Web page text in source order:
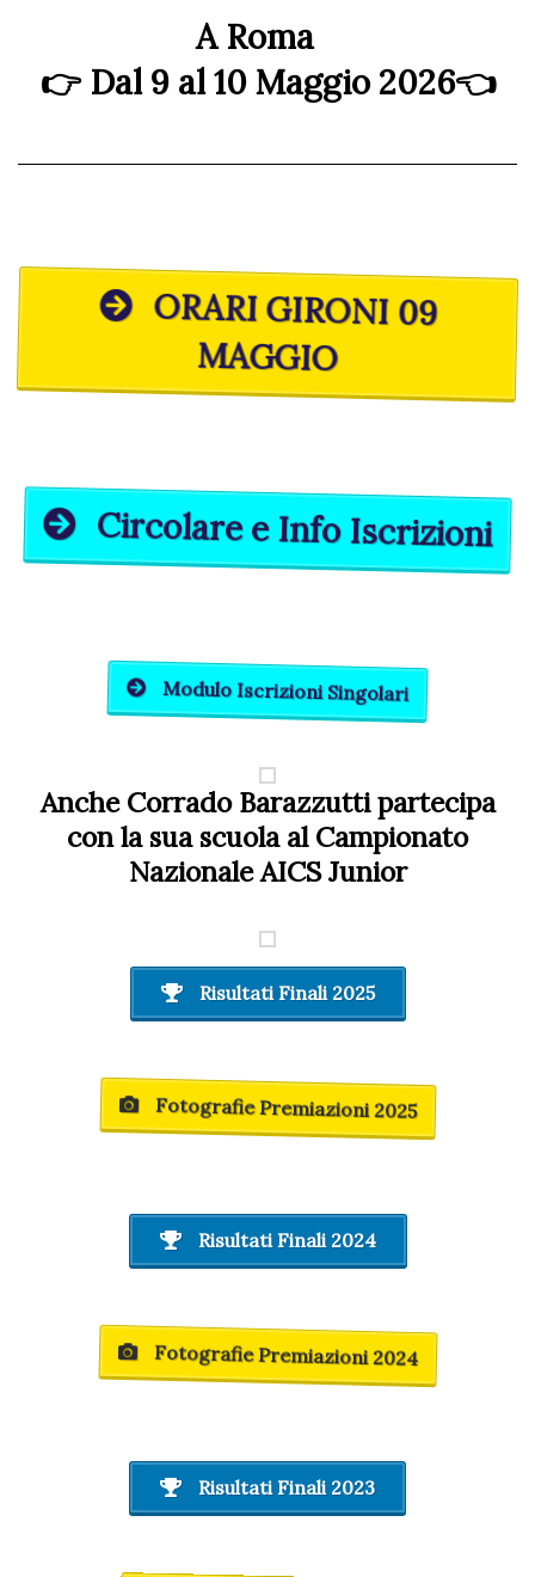
A Roma
👉 Dal 9 al 10 Maggio 2026👈
ORARI GIRONI 09
MAGGIO
Circolare e Info Iscrizioni
Modulo Iscrizioni Singolari
Anche Corrado Barazzutti partecipa
con la sua scuola al Campionato
Nazionale AICS Junior
Risultati Finali 2025
Fotografie Premiazioni 2025
Risultati Finali 2024
Fotografie Premiazioni 2024
Risultati Finali 2023